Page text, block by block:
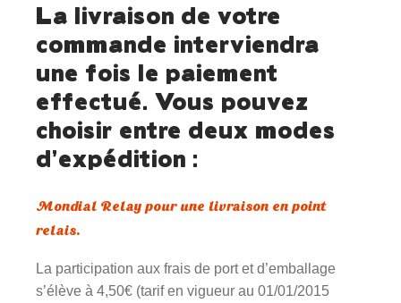
La livraison de votre
commande interviendra
une fois le paiement
effectué. Vous pouvez
choisir entre deux modes
d’expédition :
Mondial Relay pour une livraison en point
relais.
La participation aux frais de port et d’emballage
s’élève à 4,50€ (tarif en vigueur au 01/01/2015